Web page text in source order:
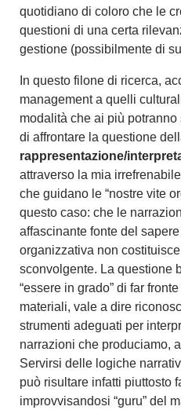
quotidiano di coloro che le
questioni di una certa
gestione (possibilmente di
In questo filone di ricerca,
management a quelli
modalità che ai più
di affrontare la questione
rappresentazione/
attraverso la mia
che guidano le “nostre vite
questo caso: che le
affascinante fonte del
organizzativa non
sconvolgente. La questione
“essere in grado” di far
materiali, vale a dire
strumenti adeguati per
narrazioni che produciamo,
Servirsi delle logiche
può risultare infatti piuttosto
improvvisandosi “guru” del